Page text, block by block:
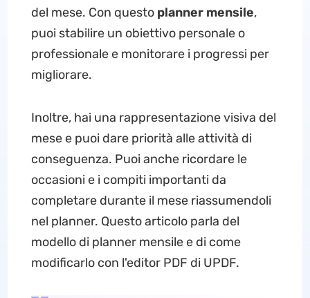
del mese. Con questo planner mensile,
puoi stabilire un obiettivo personale o
professionale e monitorare i progressi per
migliorare.
Inoltre, hai una rappresentazione visiva del
mese e puoi dare priorità alle attività di
conseguenza. Puoi anche ricordare le
occasioni e i compiti importanti da
completare durante il mese riassumendoli
nel planner. Questo articolo parla del
modello di planner mensile e di come
modificarlo con l'editor PDF di UPDF.